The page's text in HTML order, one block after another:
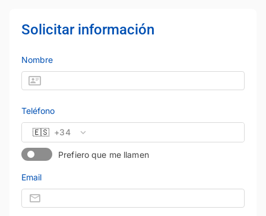
Solicitar información
Nombre
Teléfono
🇪🇸 +34
Prefiero que me llamen
Email